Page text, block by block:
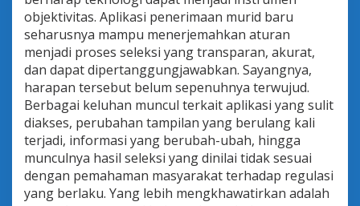
objektivitas. Aplikasi penerimaan murid baru
seharusnya mampu menerjemahkan aturan
menjadi proses seleksi yang transparan, akurat,
dan dapat dipertanggungjawabkan. Sayangnya,
harapan tersebut belum sepenuhnya terwujud.
Berbagai keluhan muncul terkait aplikasi yang sulit
diakses, perubahan tampilan yang berulang kali
terjadi, informasi yang berubah-ubah, hingga
munculnya hasil seleksi yang dinilai tidak sesuai
dengan pemahaman masyarakat terhadap regulasi
yang berlaku. Yang lebih mengkhawatirkan adalah